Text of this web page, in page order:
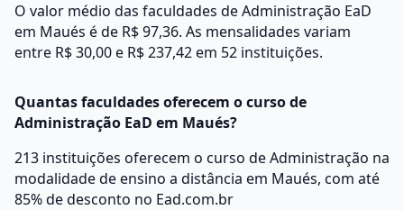
O valor médio das faculdades de Administração EaD
em Maués é de R$ 97,36. As mensalidades variam
entre R$ 30,00 e R$ 237,42 em 52 instituições.
Quantas faculdades oferecem o curso de
Administração EaD em Maués?
213 instituições oferecem o curso de Administração na
modalidade de ensino a distância em Maués, com até
85% de desconto no Ead.com.br